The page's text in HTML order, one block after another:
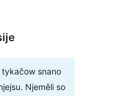
snano
Njeměli so